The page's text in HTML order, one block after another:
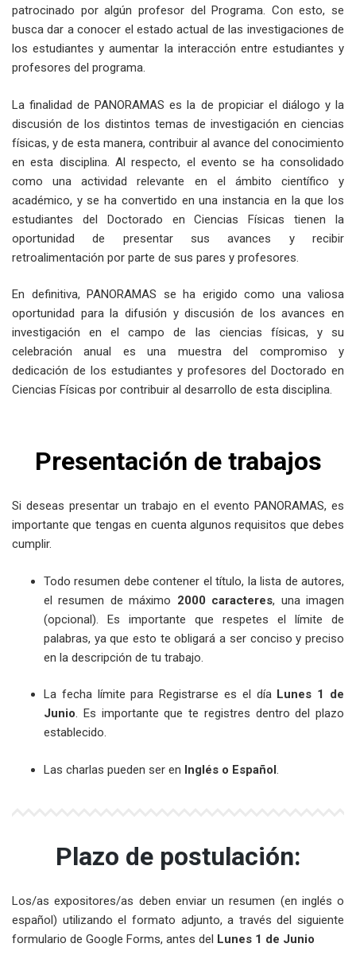
patrocinado por algún profesor del Programa. Con esto, se
busca dar a conocer el estado actual de las investigaciones de
los estudiantes y aumentar la interacción entre estudiantes y
profesores del programa.
La finalidad de PANORAMAS es la de propiciar el diálogo y la
discusión de los distintos temas de investigación en ciencias
físicas, y de esta manera, contribuir al avance del conocimiento
en esta disciplina. Al respecto, el evento se ha consolidado
como una actividad relevante en el ámbito científico y
académico, y se ha convertido en una instancia en la que los
estudiantes del Doctorado en Ciencias Físicas tienen la
oportunidad de presentar sus avances y recibir
retroalimentación por parte de sus pares y profesores.
En definitiva, PANORAMAS se ha erigido como una valiosa
oportunidad para la difusión y discusión de los avances en
investigación en el campo de las ciencias físicas, y su
celebración anual es una muestra del compromiso y
dedicación de los estudiantes y profesores del Doctorado en
Ciencias Físicas por contribuir al desarrollo de esta disciplina.
Presentación de trabajos
Si deseas presentar un trabajo en el evento PANORAMAS, es
importante que tengas en cuenta algunos requisitos que debes
cumplir.
Todo resumen debe contener el título, la lista de autores,
el resumen de máximo 2000 caracteres, una imagen
(opcional). Es importante que respetes el límite de
palabras, ya que esto te obligará a ser conciso y preciso
en la descripción de tu trabajo.
La fecha límite para Registrarse es el día Lunes 1 de
Junio. Es importante que te registres dentro del plazo
establecido.
Las charlas pueden ser en Inglés o Español.
Plazo de postulación:
Los/as expositores/as deben enviar un resumen (en inglés o
español) utilizando el formato adjunto, a través del siguiente
formulario de Google Forms, antes del Lunes 1 de Junio